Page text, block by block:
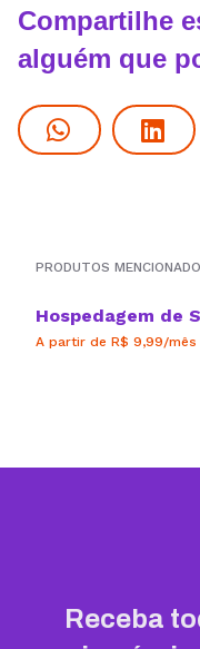
Compartilhe
alguém que
PRODUTOS
Hospedagem de
A partir de R$ 9,99/mês
Receba